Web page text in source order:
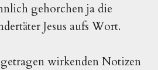
gehorchen ja die
Jesus aufs Wort.
wirkenden Notizen